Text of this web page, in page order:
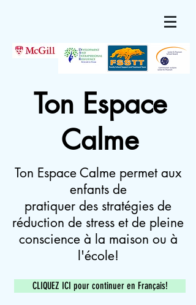
Ton Espace
Calme
Ton Espace Calme permet aux
enfants de
pratiquer des stratégies de
réduction de stress et de pleine
conscience à la maison ou à
l'école!
CLIQUEZ ICI pour continuer en Français!